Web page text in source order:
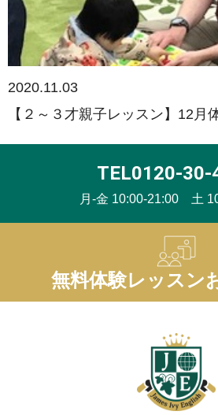
2020.11.03
【２～３才親子レッスン】12月
TEL0120-30-
月-金 10:00-21:00 土
無料体験レッスン